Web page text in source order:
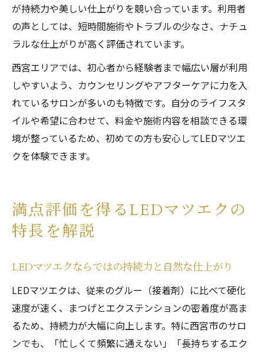
が持続力や美しい仕上がりを競い合っています。利用者
の声としては、短時間施術やトラブルの少なさ、ナチュ
ラルな仕上がりが高く評価されています。
西宮エリアでは、初心者から経験者まで幅広い層が利用
しやすいよう、カウンセリングやアフターケアに力を入
れているサロンが多いのも特徴です。自分のライフスタ
イルや希望に合わせて、料金や施術内容を相談できる環
境が整っているため、初めての方も安心してLEDマツエ
クを体験できます。
満点評価を得るLEDマツエクの
特長を解説
LEDマツエクならではの持続力と自然な仕上がり
LEDマツエクは、従来のグルー（接着剤）に比べて硬化
速度が速く、まつげとエクステンションの密着度が高ま
るため、持続力が大幅に向上します。特に西宮市のサロ
ンでも、「忙しくて頻繁に通えない」「長持ちするエク